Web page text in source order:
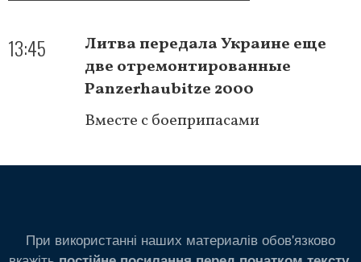
13:45
Литва передала Украине еще
две отремонтированные
Panzerhaubitze 2000
Вместе с боеприпасами
При використанні наших материалів обов'язково